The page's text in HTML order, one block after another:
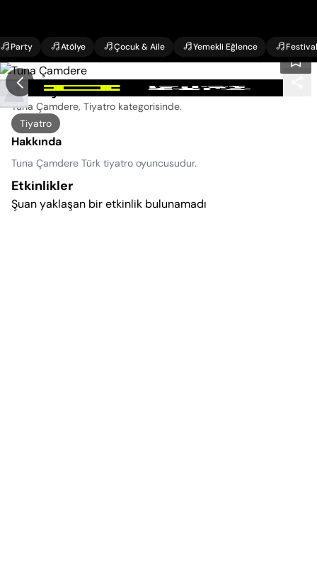
Party Atölye Çocuk & Aile Yemekli Eğlence Festival
Tuna Çamdere Etkinlikleri
Tuna Çamdere, Tiyatro kategorisinde.
Tiyatro
Hakkında
Tuna Çamdere Türk tiyatro oyuncusudur.
Etkinlikler
Şuan yaklaşan bir etkinlik bulunamadı